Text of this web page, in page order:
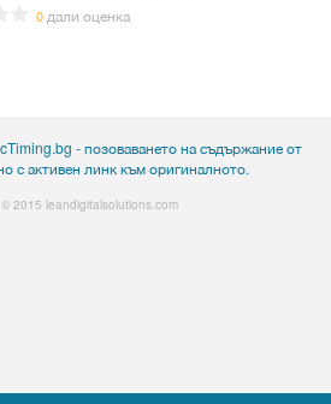
0 дали оценка
- позоваването на съдържание от
с активен линк към оригиналното.
2015 leandigitalsolutions.com